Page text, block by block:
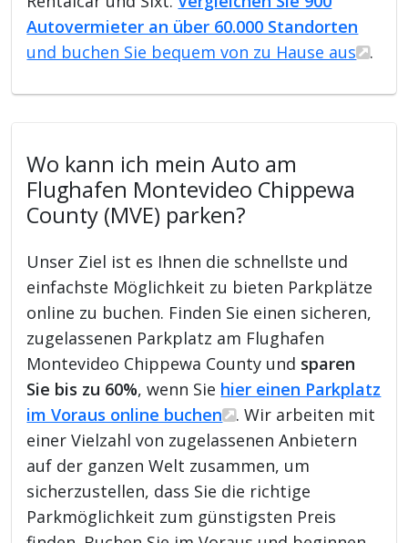
Autovermieter an über 60.000 Standorten
und buchen Sie bequem von zu Hause aus
.
Wo kann ich mein Auto am
Flughafen Montevideo Chippewa
County (MVE) parken?
Unser Ziel ist es Ihnen die schnellste und
einfachste Möglichkeit zu bieten Parkplätze
online zu buchen. Finden Sie einen sicheren,
zugelassenen Parkplatz am Flughafen
Montevideo Chippewa County und sparen
Sie bis zu 60%, wenn Sie hier einen Parkplatz
im Voraus online buchen
. Wir arbeiten mit
einer Vielzahl von zugelassenen Anbietern
auf der ganzen Welt zusammen, um
sicherzustellen, dass Sie die richtige
Parkmöglichkeit zum günstigsten Preis